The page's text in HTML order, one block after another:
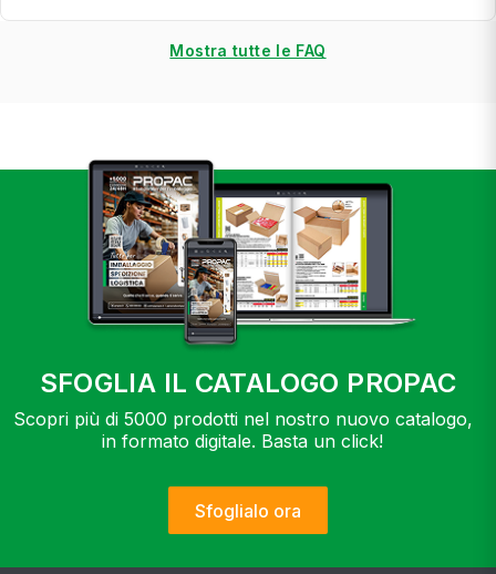
Mostra tutte le FAQ
SFOGLIA IL CATALOGO PROPAC
Scopri più di 5000 prodotti nel nostro nuovo catalogo,
in formato digitale. Basta un click!
Sfoglialo ora